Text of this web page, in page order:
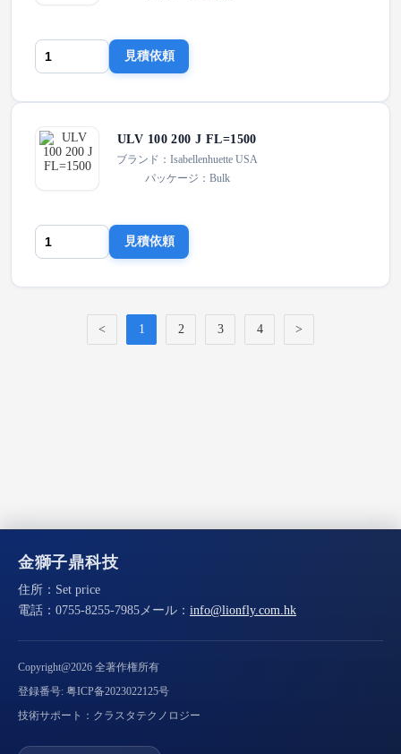
見積依頼
ULV 100 200 J FL=1500
ブランド：Isabellenhuette USA
パッケージ：Bulk
見積依頼
< 1 2 3 4 >
金獅子鼎科技
住所： Set price
電話： 0755-8255-7985メール： info@lionfly.com.hk
Copyright@2026 全著作権所有
登録番号: 粤ICP备2023022125号
技術サポート：クラスタテクノロジー